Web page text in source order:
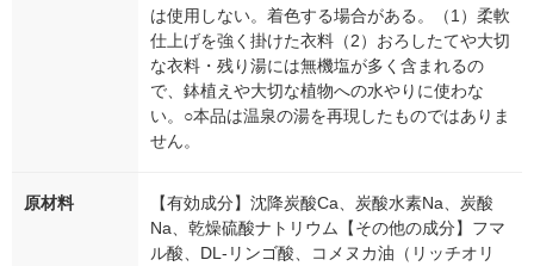
は使用しない。着色する場合がある。（1）柔軟
仕上げを強く掛けた衣料（2）おろしたてや大切
な衣料・残り湯には無機塩が多く含まれるの
で、鉢植えや大切な植物への水やりに使わな
い。○本品は温泉の湯を再現したものではありま
せん。
原材料
【有効成分】沈降炭酸Ca、炭酸水素Na、炭酸
Na、乾燥硫酸ナトリウム【その他の成分】フマ
ル酸、DL-リンゴ酸、コメヌカ油（リッチオリ